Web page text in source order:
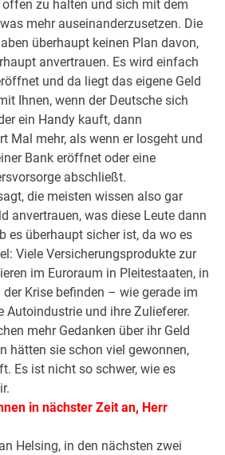
zu halten und sich mit dem
mehr auseinanderzusetzen. Die
überhaupt keinen Plan davon,
anvertrauen. Es wird einfach
und da liegt das eigene Geld
Ihnen, wenn der Deutsche sich
ein Handy kauft, dann
Mal mehr, als wenn er losgeht und
Bank eröffnet oder eine
abschließt.
die meisten wissen also gar
anvertrauen, was diese Leute dann
es überhaupt sicher ist, da wo es
Viele Versicherungsprodukte zur
im Euroraum in Pleitestaaten, in
der Krise befinden – wie gerade im
Autoindustrie und ihre Zulieferer.
mehr Gedanken über ihr Geld
hätten sie schon viel gewonnen,
Es ist nicht so schwer, wie es
in nächster Zeit an, Herr
Helsing, in den nächsten zwei